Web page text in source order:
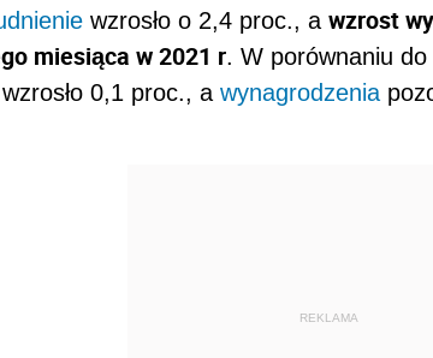
wzrosło o 2,4 proc., a wzrost
miesiąca w 2021 r. W porównaniu
0,1 proc., a wynagrodzenia
REKLAMA